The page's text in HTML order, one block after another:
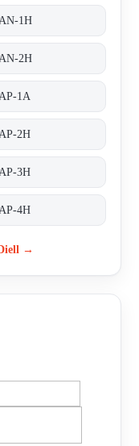
1H
2H
1A
2H
3H
4H
→